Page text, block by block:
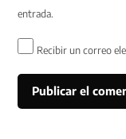
entrada.
Recibir un correo